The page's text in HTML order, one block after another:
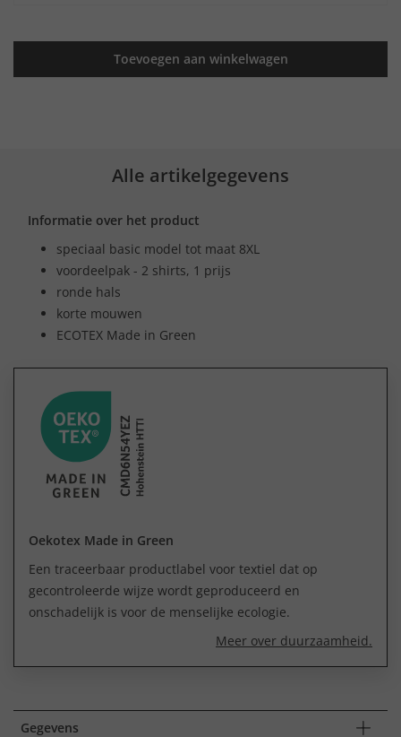
Toevoegen aan winkelwagen
Alle artikelgegevens
Informatie over het product
speciaal basic model tot maat 8XL
voordeelpak - 2 shirts, 1 prijs
ronde hals
korte mouwen
ECOTEX Made in Green
Oekotex Made in Green
Een traceerbaar productlabel voor textiel dat op
gecontroleerde wijze wordt geproduceerd en
onschadelijk is voor de menselijke ecologie.
Meer over duurzaamheid.
Gegevens